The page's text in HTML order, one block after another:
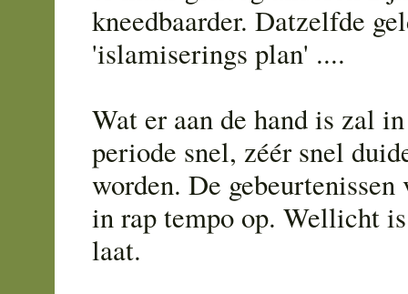
kneedbaarder. Datzelfde
'islamiserings plan' ....
Wat er aan de hand is zal
periode snel, zéér snel
worden. De
in rap tempo op. Wellicht
laat.